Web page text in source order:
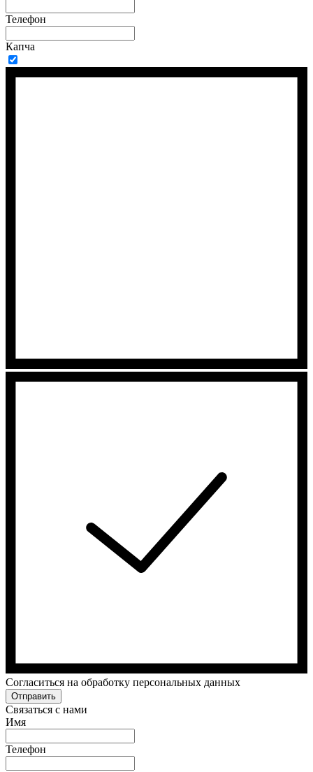
Телефон
Капча
Cогласиться на обработку персональных данных
Отправить
Связаться с нами
Имя
Телефон